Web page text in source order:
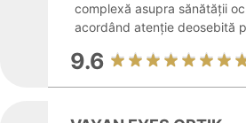
complexă asupra sănătății
acordând atenție deosebită
9.6